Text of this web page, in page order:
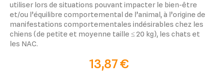
utiliser lors de situations pouvant impacter le bien-être
et/ou l’équilibre comportemental de l’animal, à l’origine de
manifestations comportementales indésirables chez les
chiens (de petite et moyenne taille ≤ 20 kg), les chats et
les NAC.
13,87 €